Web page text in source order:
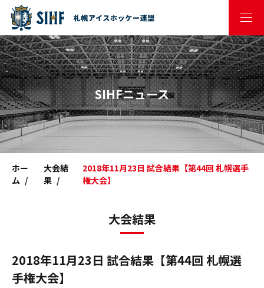
SIHFニュース
ホー
ム
大会結
果
2018年11月23日 試合結果【第44回 札幌選手
権大会】
大会結果
2018年11月23日 試合結果【第44回 札幌選
手権大会】